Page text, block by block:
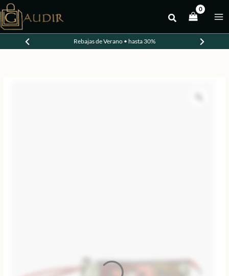
al
contenido
Rebajas de Verano • hasta 30%